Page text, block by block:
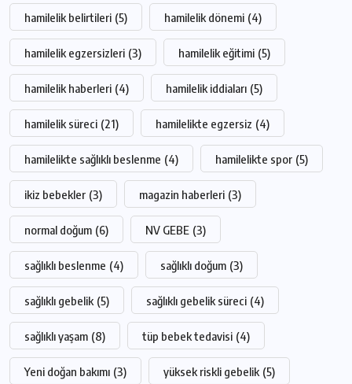
hamilelik belirtileri (5) hamilelik dönemi (4)
hamilelik egzersizleri (3) hamilelik eğitimi (5)
hamilelik haberleri (4) hamilelik iddiaları (5)
hamilelik süreci (21) hamilelikte egzersiz (4)
hamilelikte sağlıklı beslenme (4) hamilelikte spor (5)
ikiz bebekler (3) magazin haberleri (3)
normal doğum (6) NV GEBE (3)
sağlıklı beslenme (4) sağlıklı doğum (3)
sağlıklı gebelik (5) sağlıklı gebelik süreci (4)
sağlıklı yaşam (8) tüp bebek tedavisi (4)
Yeni doğan bakımı (3) yüksek riskli gebelik (5)